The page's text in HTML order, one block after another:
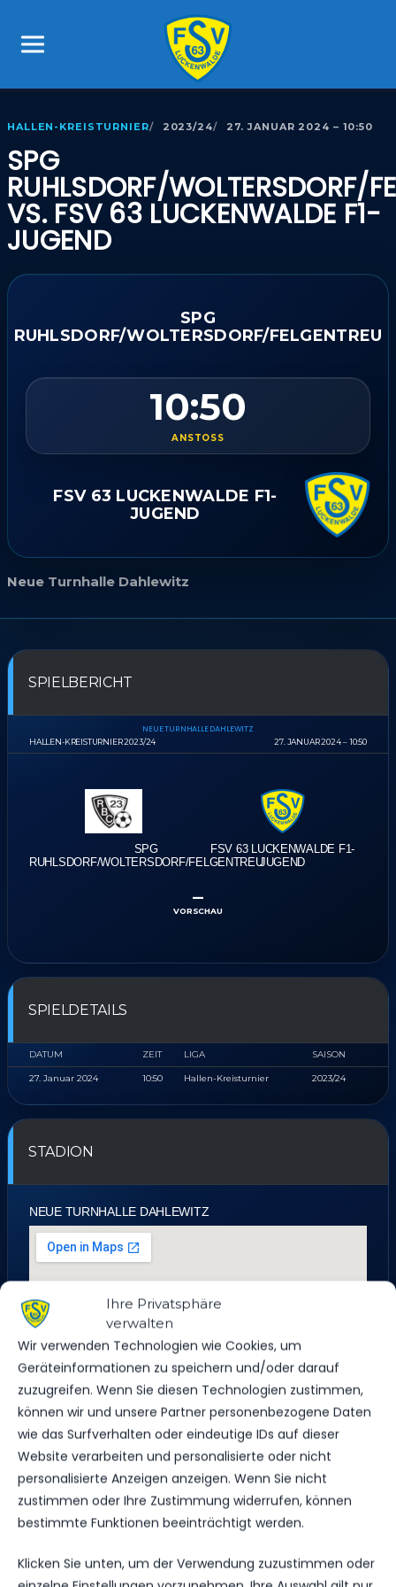
Ihre Privatsphäre
verwalten
Wir verwenden Technologien wie Cookies, um
Geräteinformationen zu speichern und/oder darauf
zuzugreifen. Wenn Sie diesen Technologien zustimmen,
können wir und unsere Partner personenbezogene Daten
wie das Surfverhalten oder eindeutige IDs auf dieser
Website verarbeiten und personalisierte oder nicht
personalisierte Anzeigen anzeigen. Wenn Sie nicht
zustimmen oder Ihre Zustimmung widerrufen, können
bestimmte Funktionen beeinträchtigt werden.
Klicken Sie unten, um der Verwendung zuzustimmen oder
HALLEN-KREISTURNIER 2023/24 27. JANUAR 2024 – 10:50
SPG
RUHLSDORF/WOLTERSDORF/
VS. FSV 63 LUCKENWALDE F1-
JUGEND
SPG
RUHLSDORF/WOLTERSDORF/FELGENTREU
10:50
ANSTOSS
FSV 63 LUCKENWALDE F1-
JUGEND
Neue Turnhalle Dahlewitz
SPIELBERICHT
HALLEN-KREISTURNIER 2023/24
NEUE TURNHALLE DAHLEWITZ
27. JANUAR 2024 10:50
SPG
RUHLSDORF/WOLTERSDORF/FELGENTREU
FSV 63 LUCKENWALDE F1-
JUGEND
–
VORSCHAU
SPIELDETAILS
DATUM ZEIT LIGA SAISON
27. Januar 2024 10:50 Hallen-Kreisturnier 2023/24
STADION
NEUE TURNHALLE DAHLEWITZ
Oberschule Herbert Tschäpe, 63, Bahnhofstraße,
Dahlewitz, Blankenfelde-Mahlow, Teltow-Fläming,
Brandenburg, 15827, Deutschland